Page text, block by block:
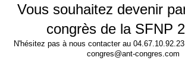
Vous souhaitez devenir
congrès de la SFNP
N'hésitez pas à nous contacter au
congres@ant-congres.com